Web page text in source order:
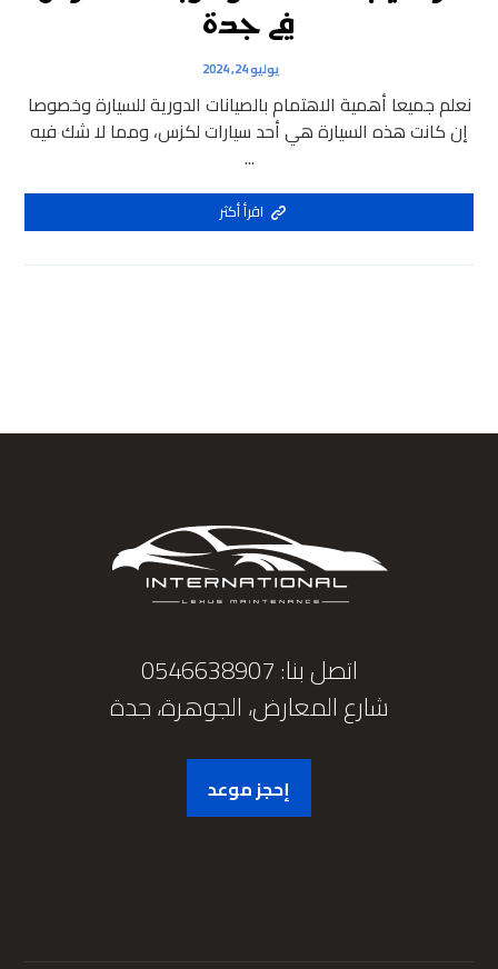
في جدة
يوليو 24, 2024
نعلم جميعا أهمية الاهتمام بالصيانات الدورية للسيارة وخصوصا
إن كانت هذه السيارة هي أحد سيارات لكزس، ومما لا شك فيه
...
اقرأ أكثر
اتصل بنا: 0546638907
شارع المعارض، الجوهرة، جدة
إحجز موعد